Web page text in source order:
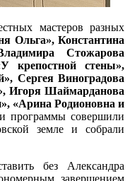
мастеров разных
Ольга», Константина
Стожарова
стены»,
Сергея Виноградова
Игоря Шаймарданова
«Арина Родионовна и
программы совершили
земле и собрали
без Александра
завершением